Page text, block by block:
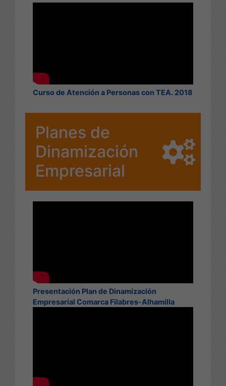
Curso de Atención a Personas con TEA. 2018
Planes de
Dinamización
Empresarial
Presentación Plan de Dinamización
Empresarial Comarca Filabres-Alhamilla